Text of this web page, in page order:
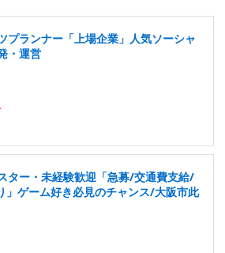
プランナー「上場企業」人気ソーシャ
・運営
ター・未経験歓迎「急募/交通費支給/
」ゲーム好き必見のチャンス/大阪市此